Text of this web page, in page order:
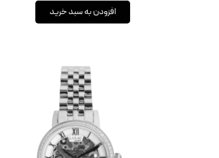
افزودن به سبد خرید